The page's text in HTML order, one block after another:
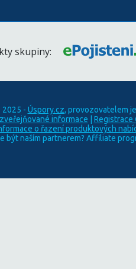
skupiny:
- Úspory.cz, provozovatelem
informace
Registrace
o řazení produktových
být naším partnerem? Affiliate